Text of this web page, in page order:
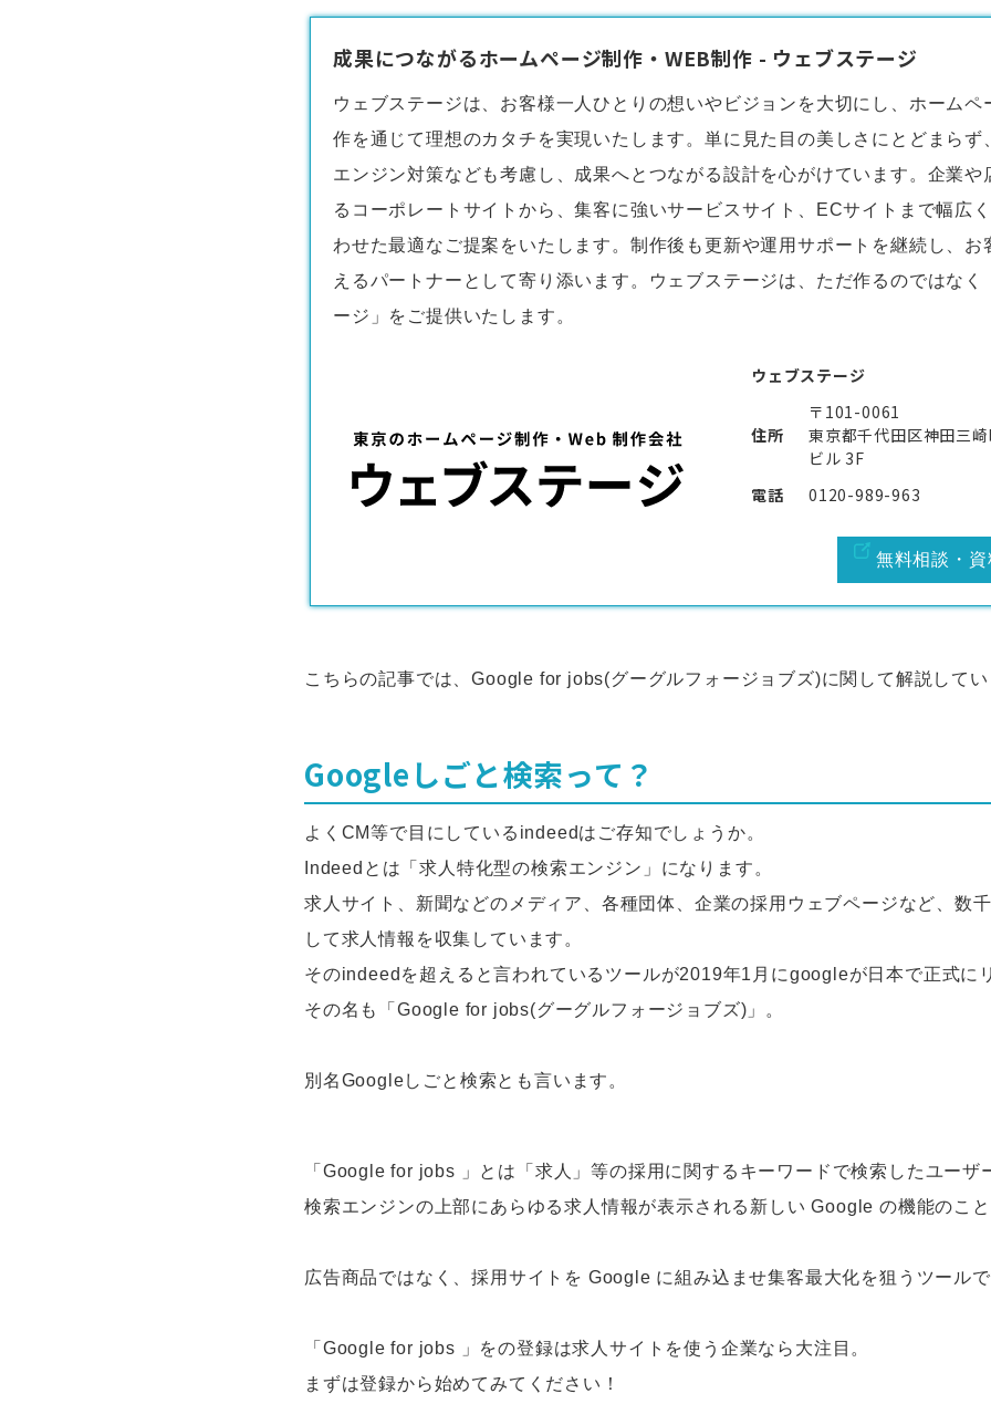
成果につながるホームページ制作・WEB制作 - ウェブステージ
ウェブステージは、お客様一人ひとりの想いやビジョンを大切にし、 ホームペ
作を通じて理想のカタチを実現いたします。単に見た目の美しさにとどまらず
エンジン対策なども考慮し、成果へとつながる設計を心がけています。企業や
るコーポレートサイトから、集客に強いサービスサイト、ECサイトまで幅広
わせた最適なご提案をいたします。制作後も更新や運用サポートを継続し、お
えるパートナーとして寄り添います。ウェブステージは、ただ作るのではなく
ージ」をご提供いたします。
ウェブステージ
住所
〒101-0061
東京都千代田区神田三
ビル 3F
電話
0120-989-963
無料相談・資
こちらの記事では、Google for jobs(グーグルフォージョブズ)に関して解説してい
Googleしごと検索って？
よくCM等で目にしているindeedはご存知でしょうか。
Indeedとは「求人特化型の検索エンジン」になります。
求人サイト、新聞などのメディア、各種団体、企業の採用ウェブページなど、数
して求人情報を収集しています。
そのindeedを超えると言われているツールが2019年1月にgoogleが日本で正式に
その名も「Google for jobs(グーグルフォージョブズ)」。
別名Googleしごと検索とも言います。
「Google for jobs 」とは「求人」等の採用に関するキーワードで検索したユーザ
検索エンジンの上部にあらゆる求人情報が表示される新しい Google の機能のこと
広告商品ではなく、採用サイトを Google に組み込ませ集客最大化を狙うツールで
「Google for jobs 」をの登録は求人サイトを使う企業なら大注目。
まずは登録から始めてみてください！